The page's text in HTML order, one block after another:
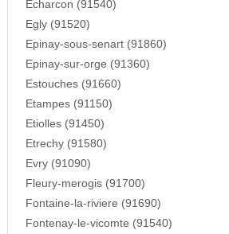
Echarcon (91540)
Egly (91520)
Epinay-sous-senart (91860)
Epinay-sur-orge (91360)
Estouches (91660)
Etampes (91150)
Etiolles (91450)
Etrechy (91580)
Evry (91090)
Fleury-merogis (91700)
Fontaine-la-riviere (91690)
Fontenay-le-vicomte (91540)